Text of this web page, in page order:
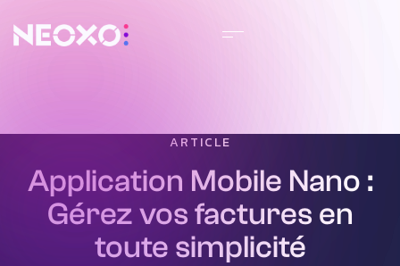
ARTICLE
Application Mobile Nano :
Gérez vos factures en
toute simplicité